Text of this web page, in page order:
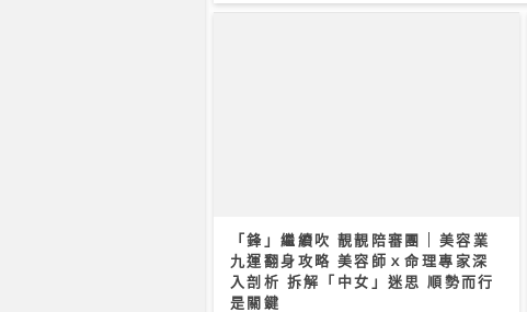
「鋒」繼續吹 靚靚陪審團 | 美容業
九運翻身攻略 美容師ｘ命理專家深
入剖析 拆解「中女」迷思 順勢而行
是關鍵
09/07/2026